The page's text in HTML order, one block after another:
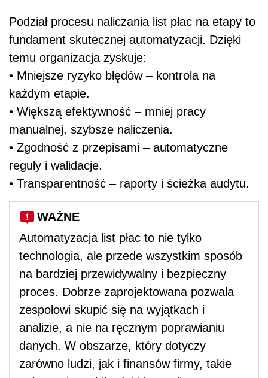
Podział procesu naliczania list płac na etapy to
fundament skutecznej automatyzacji. Dzięki
temu organizacja zyskuje:
• Mniejsze ryzyko błędów – kontrola na
każdym etapie.
• Większą efektywność – mniej pracy
manualnej, szybsze naliczenia.
• Zgodność z przepisami – automatyczne
reguły i walidacje.
• Transparentność – raporty i ścieżka audytu.
WAŻNE
Automatyzacja list płac to nie tylko
technologia, ale przede wszystkim sposób
na bardziej przewidywalny i bezpieczny
proces. Dobrze zaprojektowana pozwala
zespołowi skupić się na wyjątkach i
analizie, a nie na ręcznym poprawianiu
danych. W obszarze, który dotyczy
zarówno ludzi, jak i finansów firmy, takie